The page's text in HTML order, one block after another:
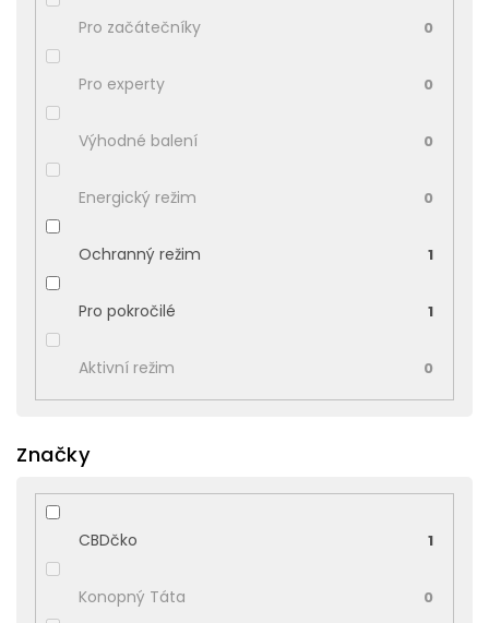
Pro začátečníky 0
Pro experty 0
Výhodné balení 0
Energický režim 0
Ochranný režim 1
Pro pokročilé 1
Aktivní režim 0
Značky
CBDčko 1
Konopný Táta 0